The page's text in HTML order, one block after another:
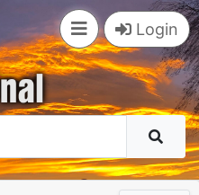
Login